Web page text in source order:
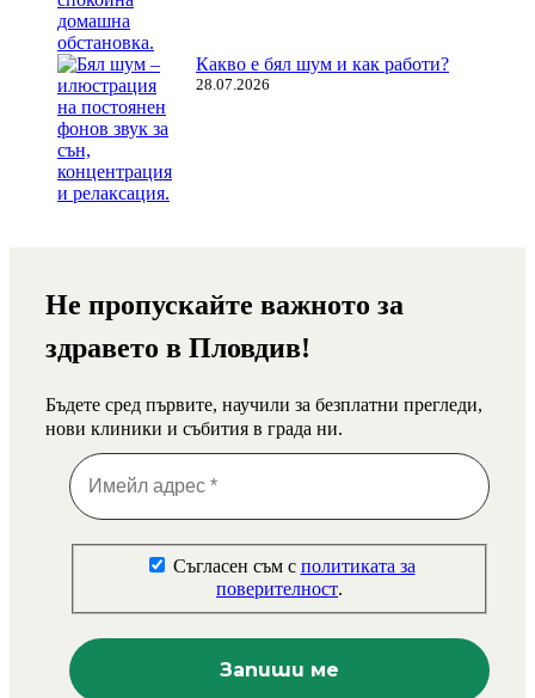
Какво е бял шум и как работи?
28.07.2026
Не пропускайте важното за
здравето в Пловдив!
Бъдете сред първите, научили за безплатни прегледи,
нови клиники и събития в града ни.
Съгласен съм с политиката за
поверителност.